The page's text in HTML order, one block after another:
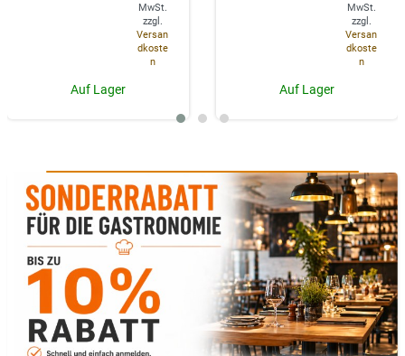
MwSt.
zzgl.
Versan
dkoste
n
Auf Lager
MwSt.
zzgl.
Versan
dkoste
n
Auf Lager